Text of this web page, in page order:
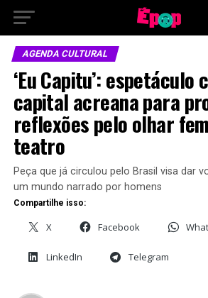
AGENDA CULTURAL
‘Eu Capitu’: espetáculo
capital acreana para
reflexões pelo olhar
teatro
Peça que já circulou pelo Brasil visa dar
um mundo narrado por homens
Compartilhe isso:
X Facebook
LinkedIn Telegram